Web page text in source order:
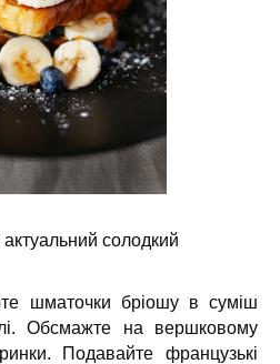
солодкий
шматочки бріошу в суміш
Обсмажте на вершковому
Подавайте французькі